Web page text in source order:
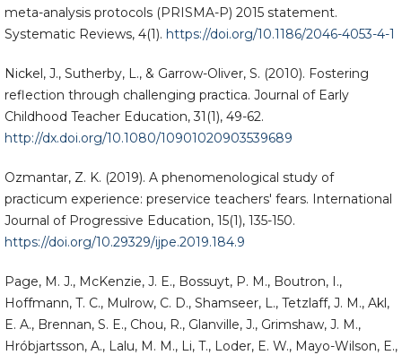
meta-analysis protocols (PRISMA-P) 2015 statement.
Systematic Reviews, 4(1). https://doi.org/10.1186/2046-4053-4-1
Nickel, J., Sutherby, L., & Garrow-Oliver, S. (2010). Fostering
reflection through challenging practica. Journal of Early
Childhood Teacher Education, 31(1), 49-62.
http://dx.doi.org/10.1080/10901020903539689
Ozmantar, Z. K. (2019). A phenomenological study of
practicum experience: preservice teachers' fears. International
Journal of Progressive Education, 15(1), 135-150.
https://doi.org/10.29329/ijpe.2019.184.9
Page, M. J., McKenzie, J. E., Bossuyt, P. M., Boutron, I.,
Hoffmann, T. C., Mulrow, C. D., Shamseer, L., Tetzlaff, J. M., Akl,
E. A., Brennan, S. E., Chou, R., Glanville, J., Grimshaw, J. M.,
Hróbjartsson, A., Lalu, M. M., Li, T., Loder, E. W., Mayo-Wilson, E.,